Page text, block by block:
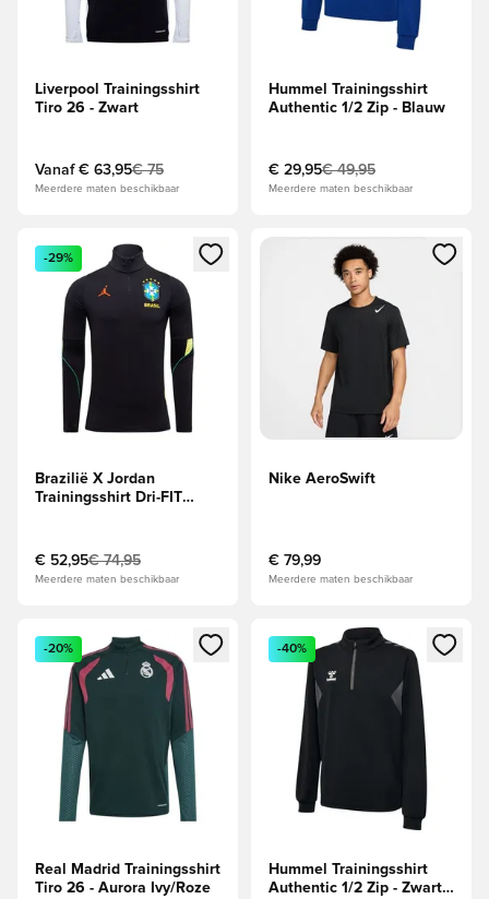
Liverpool Trainingsshirt
Tiro 26 - Zwart
Vanaf € 63,95€ 75
Meerdere maten beschikbaar
Hummel Trainingsshirt
Authentic 1/2 Zip - Blauw
€ 29,95€ 49,95
Meerdere maten beschikbaar
Opent een venster om in te loggen of je aan te melden als
-29%
Brazilië X Jordan
Trainingsshirt Dri-FIT
€ 52,95€ 74,95
Meerdere maten beschikbaar
Opent een venster om in te
Nike AeroSwift
€ 79,99
Meerdere maten beschikbaar
Opent een venster om in te loggen of je aan te melden als
-20%
Real Madrid Trainingsshirt
Tiro 26 - Aurora Ivy/Roze
Opent een venster om in te
-40%
Hummel Trainingsshirt
Authentic 1/2 Zip - Zwart